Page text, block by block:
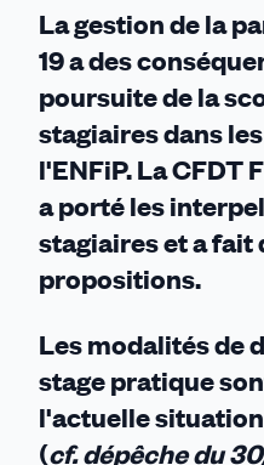
La gestion de la
19 a des
poursuite de la
stagiaires dans
l'ENFiP.La CFDT
a porté les
stagiaires et a fait
propositions.
Les modalités de
stage pratique
l'actuelle
(cf. dépêche du